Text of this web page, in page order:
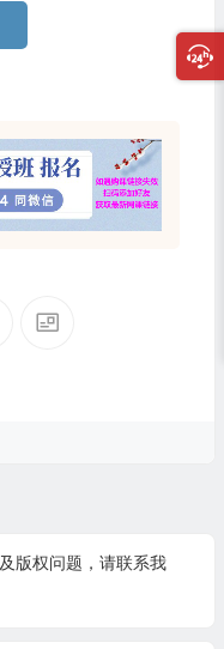
版权问题，请联系我